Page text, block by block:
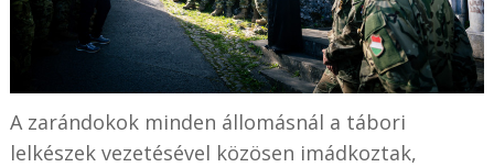
A zarándokok minden állomásnál a tábori
lelkészek vezetésével közösen imádkoztak,